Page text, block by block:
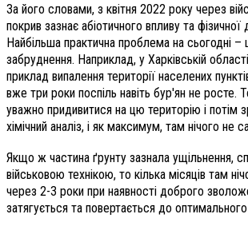
За його словами, з квітня 2022 року через
покрив зазнає абіотичного впливу та фізичної
Найбільша практична проблема на сьогодні –
забруднення. Наприклад, у Харківській
приклад випалення території населених
вже три роки поспіль навіть бур'ян не росте.
уважно придивитися на цю територію і потім
хімічний аналіз, і як максимум, там нічого не
Якщо ж частина ґрунту зазнала ущільнення,
військовою технікою, то кілька місяців там
через 2-3 роки при наявності доброго
затягується та повертається до